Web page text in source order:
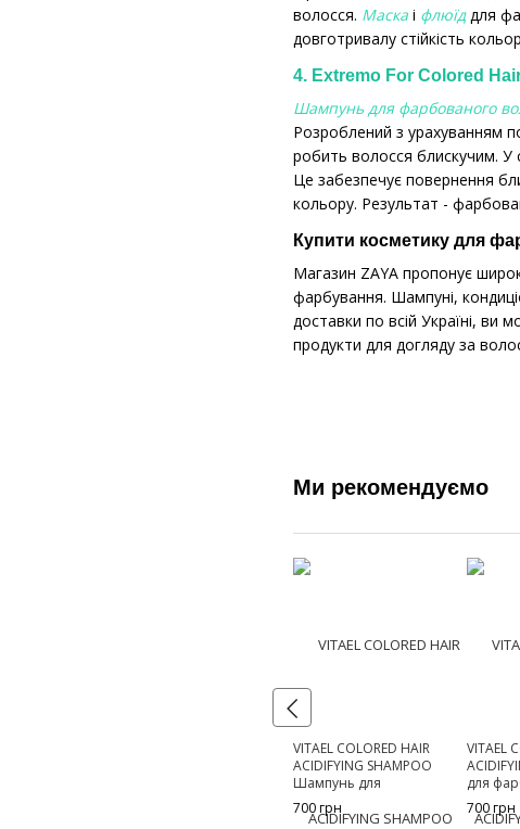
волосся. Маска і флюїддля
довготривалу стійкість
4. Extremo For Сolored
Шампунь для фарбованого
Розроблений з урахуванням
робить волосся блискучим. У
Це забезпечує повернення
кольору. Результат -
Купити косметику для
Магазин ZAYA пропонує
фарбування. Шампуні,
доставки по всій Україні, ви
продукти для догляду за
Ми рекомендуємо
VITAEL COLORED HAIR
ACIDIFYING SHAMPOO
Шампунь для
фарбованого волосся 300
мл
700 грн
VITAEL
для
250 мл
700 грн